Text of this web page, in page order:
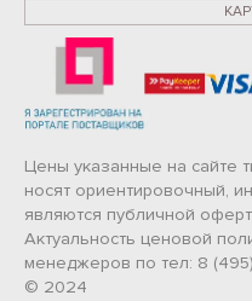
Цены указанные на сайте
носят ориентировочный,
являются публичной
Актуальность ценовой
менеджеров по тел: 8
© 2024